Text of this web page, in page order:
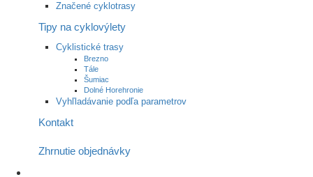
Značené cyklotrasy
Tipy na cyklovýlety
Cyklistické trasy
Brezno
Tále
Šumiac
Dolné Horehronie
Vyhľladávanie podľa parametrov
Kontakt
Zhrnutie objednávky